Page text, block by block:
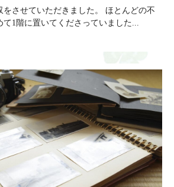
をさせていただきました。 ほとんどの不
て1階に置いてくださっていました...